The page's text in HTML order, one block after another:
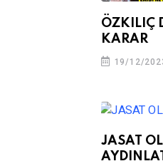
ÖZKILIÇ
KARAR
19/12/
JASAT